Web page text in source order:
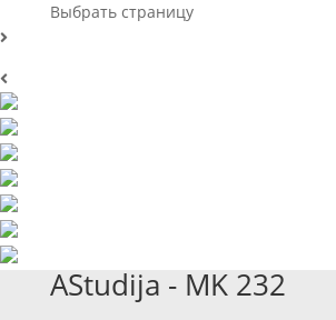
Выбрать страницу
AStudija - MK 232